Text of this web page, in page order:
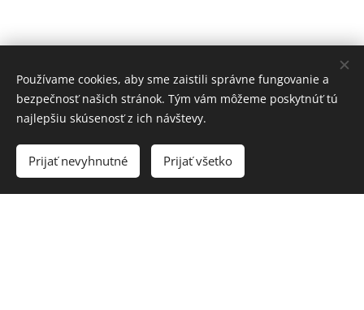
Používame cookies, aby sme zaistili správne fungovanie a
bezpečnosť našich stránok. Tým vám môžeme poskytnúť tú
najlepšiu skúsenosť z ich návštevy.
Prijať nevyhnutné Prijať všetko